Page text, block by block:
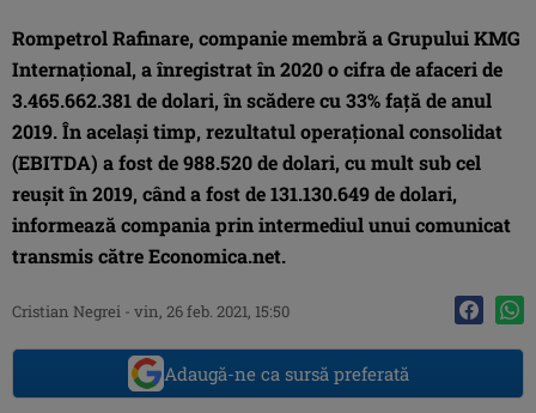
Rompetrol Rafinare, companie membră a Grupului KMG
Internațional, a înregistrat în 2020 o cifra de afaceri de
3.465.662.381 de dolari, în scădere cu 33% față de anul
2019. În același timp, rezultatul operațional consolidat
(EBITDA) a fost de 988.520 de dolari, cu mult sub cel
reușit în 2019, când a fost de 131.130.649 de dolari,
informează compania prin intermediul unui comunicat
transmis către Economica.net.
Cristian Negrei - vin, 26 feb. 2021, 15:50
Adaugă-ne ca sursă preferată